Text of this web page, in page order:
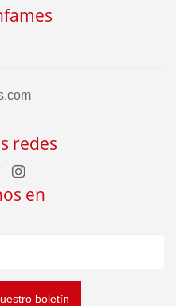
redes
en
boletín